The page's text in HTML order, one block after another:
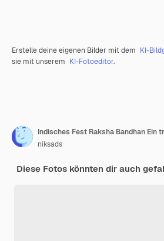
Erstelle deine eigenen Bilder mit dem KI-
sie mit unserem KI-Fotoeditor.
niksads
Diese Fotos könnten dir auch